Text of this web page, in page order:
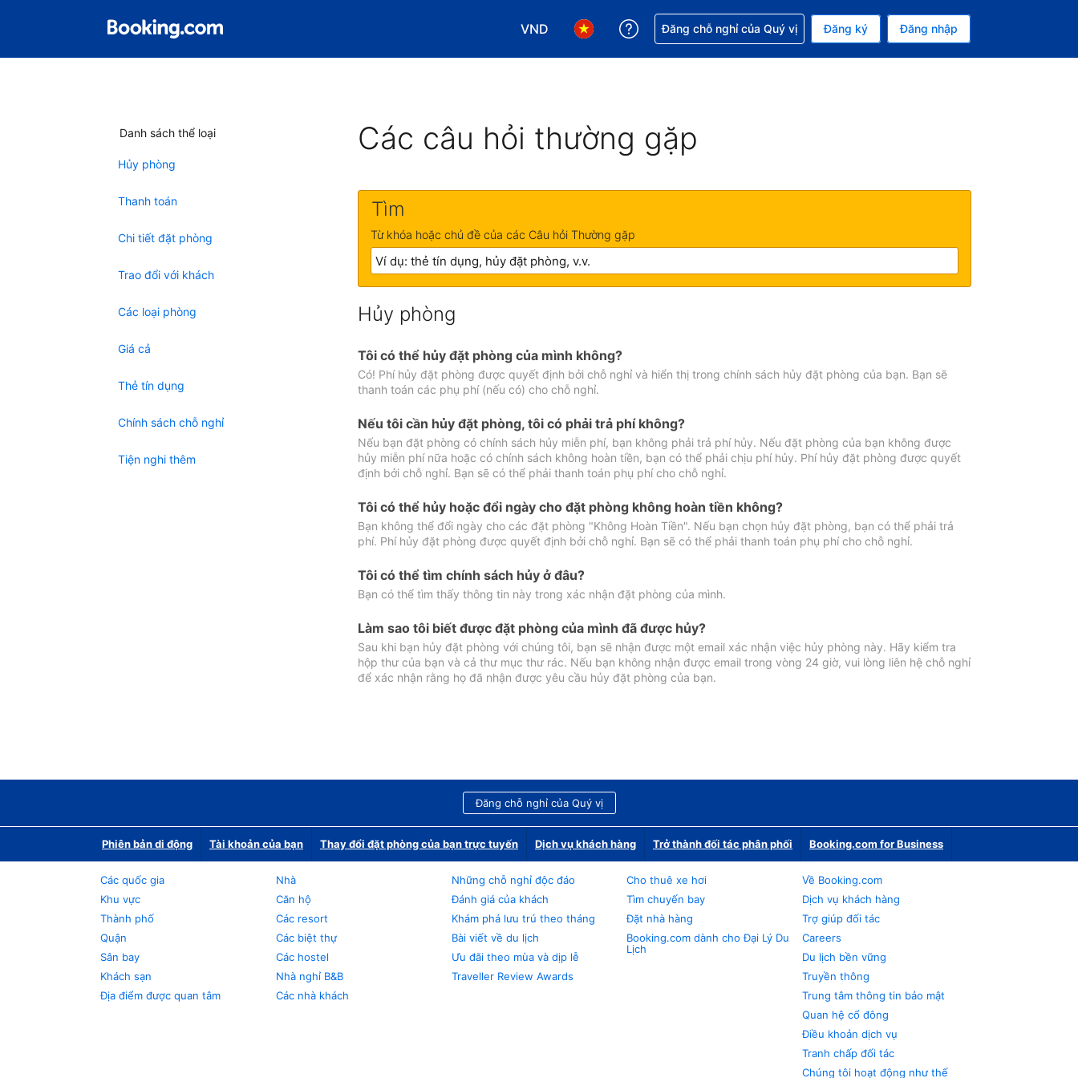
VND
Chọn loại tiền tệ của bạn. Loại tiền tệ hiện tại của bạn là Đồng
Chọn ngôn ngữ của bạn. Ngôn ngữ hiện tại của bạn là Tiếng Việt
Nhận trợ giúp với đặt chỗ
Đăng chỗ nghỉ của Quý vị Đăng ký Đăng nhập
Danh sách thể loại
Hủy phòng
Thanh toán
Chi tiết đặt phòng
Trao đổi với khách
Các loại phòng
Giá cả
Thẻ tín dụng
Chính sách chỗ nghỉ
Tiện nghi thêm
Các câu hỏi thường gặp
Tìm
Từ khóa hoặc chủ đề của các Câu hỏi Thường gặp
Hủy phòng
Tôi có thể hủy đặt phòng của mình không?
Có! Phí hủy đặt phòng được quyết định bởi chỗ nghỉ và hiển thị trong chính sách hủy đặt phòng của bạn. Bạn sẽ
thanh toán các phụ phí (nếu có) cho chỗ nghỉ.
Nếu tôi cần hủy đặt phòng, tôi có phải trả phí không?
Nếu bạn đặt phòng có chính sách hủy miễn phí, bạn không phải trả phí hủy. Nếu đặt phòng của bạn không được
hủy miễn phí nữa hoặc có chính sách không hoàn tiền, bạn có thể phải chịu phí hủy. Phí hủy đặt phòng được quyết
định bởi chỗ nghỉ. Bạn sẽ có thể phải thanh toán phụ phí cho chỗ nghỉ.
Tôi có thể hủy hoặc đổi ngày cho đặt phòng không hoàn tiền không?
Bạn không thể đổi ngày cho các đặt phòng "Không Hoàn Tiền". Nếu bạn chọn hủy đặt phòng, bạn có thể phải trả
phí. Phí hủy đặt phòng được quyết định bởi chỗ nghỉ. Bạn sẽ có thể phải thanh toán phụ phí cho chỗ nghỉ.
Tôi có thể tìm chính sách hủy ở đâu?
Bạn có thể tìm thấy thông tin này trong xác nhận đặt phòng của mình.
Làm sao tôi biết được đặt phòng của mình đã được hủy?
Sau khi bạn hủy đặt phòng với chúng tôi, bạn sẽ nhận được một email xác nhận việc hủy phòng này. Hãy kiểm tra
hộp thư của bạn và cả thư mục thư rác. Nếu bạn không nhận được email trong vòng 24 giờ, vui lòng liên hệ chỗ nghỉ
để xác nhận rằng họ đã nhận được yêu cầu hủy đặt phòng của bạn.
Đăng chỗ nghỉ của Quý vị
Phiên bản di động Tài khoản của bạn Thay đổi đặt phòng của bạn trực tuyến Dịch vụ khách hàng Trở thành đối tác phân phối Booking.com for Business
Các quốc gia
Khu vực
Thành phố
Quận
Sân bay
Khách sạn
Địa điểm được quan tâm
Nhà
Căn hộ
Các resort
Các biệt thự
Các hostel
Nhà nghỉ B&B
Các nhà khách
Những chỗ nghỉ độc đáo
Đánh giá của khách
Khám phá lưu trú theo tháng
Bài viết về du lịch
Ưu đãi theo mùa và dịp lễ
Traveller Review Awards
Cho thuê xe hơi
Tìm chuyến bay
Đặt nhà hàng
Booking.com dành cho Đại Lý Du
Lịch
Về Booking.com
Dịch vụ khách hàng
Trợ giúp đối tác
Careers
Du lịch bền vững
Truyền thông
Trung tâm thông tin bảo mật
Quan hệ cổ đông
Điều khoản dịch vụ
Tranh chấp đối tác
Chúng tôi hoạt động như thế